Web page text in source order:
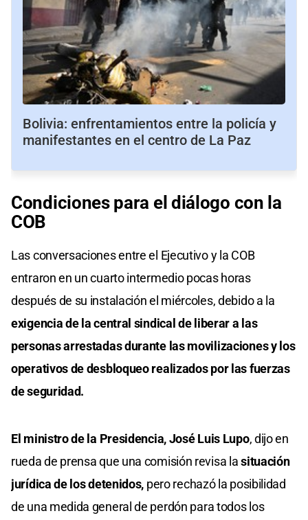
Bolivia: enfrentamientos entre la policía y
manifestantes en el centro de La Paz
Condiciones para el diálogo con la
COB
Las conversaciones entre el Ejecutivo y la COB
entraron en un cuarto intermedio pocas horas
después de su instalación el miércoles, debido a la
exigencia de la central sindical de liberar a las
personas arrestadas durante las movilizaciones y los
operativos de desbloqueo realizados por las fuerzas
de seguridad.
El ministro de la Presidencia, José Luis Lupo, dijo en
rueda de prensa que una comisión revisa lasituación
jurídica de los detenidos, pero rechazó la posibilidad
de una medida general de perdón para todos los